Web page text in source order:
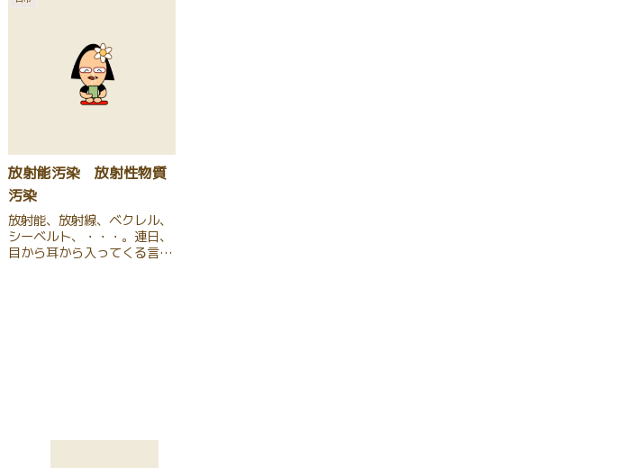
放射能汚染 放射性物質
汚染
放射能、放射線、ベクレル、
シーベルト、・・・。連日、
目から耳から入ってくる言葉